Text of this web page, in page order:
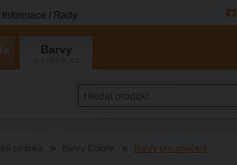
Informace / Rady
Barvy
Barvy pro značení